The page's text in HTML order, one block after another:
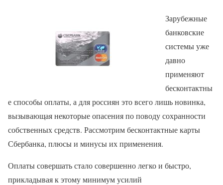
Зарубежные
банковские
системы уже
давно
применяют
бесконтактны
е способы оплаты, а для россиян это всего лишь новинка,
вызывающая некоторые опасения по поводу сохранности
собственных средств. Рассмотрим бесконтактные карты
Сбербанка, плюсы и минусы их применения.
Оплаты совершать стало совершенно легко и быстро,
прикладывая к этому минимум усилий